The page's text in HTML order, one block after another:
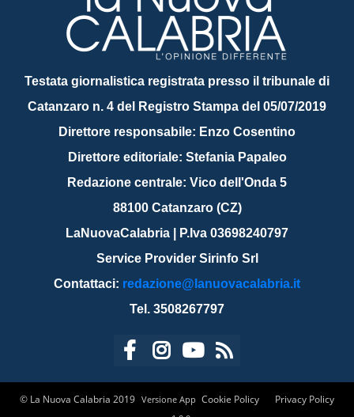
Testata giornalistica registrata presso il tribunale di
Catanzaro n. 4 del Registro Stampa del 05/07/2019
Direttore responsabile: Enzo Cosentino
Direttore editoriale: Stefania Papaleo
Redazione centrale: Vico dell'Onda 5
88100 Catanzaro (CZ)
LaNuovaCalabria | P.Iva 03698240797
Service Provider Sirinfo Srl
Contattaci: redazione@lanuovacalabria.it
Tel. 3508267797
© La Nuova Calabria 2019 Cookie Policy Privacy Policy
Versione App